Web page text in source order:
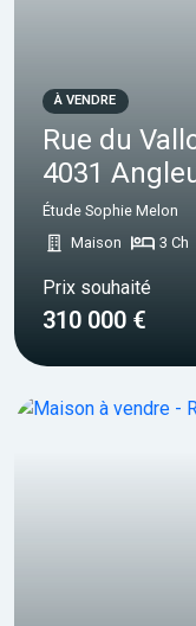
À VENDRE
Rue du
4031
Étude Sophie Melon
Maison
3 Ch
Prix souhaité
310 000 €